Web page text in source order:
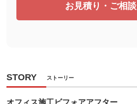
お見積り・ご相談
STORY ストーリー
オフィス施工ビフォアアフター